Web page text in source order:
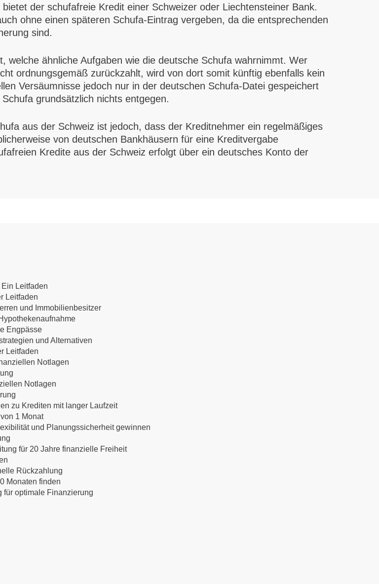
der schufafreie Kredit einer Schweizer oder Liechtensteiner Bank.
ohne einen späteren Schufa-Eintrag vergeben, da die entsprechenden
sind.
welche ähnliche Aufgaben wie die deutsche Schufa wahrnimmt. Wer
ordnungsgemäß zurückzahlt, wird von dort somit künftig ebenfalls kein
Versäumnisse jedoch nur in der deutschen Schufa-Datei gespeichert
grundsätzlich nichts entgegen.
aus der Schweiz ist jedoch, dass der Kreditnehmer ein regelmäßiges
von deutschen Bankhäusern für eine Kreditvergabe
Kredite aus der Schweiz erfolgt über ein deutsches Konto der
Leitfaden
Leitfaden
und Immobilienbesitzer
Engpässe
und Alternativen
Leitfaden
Notlagen
Notlagen
zu Krediten mit langer Laufzeit
1 Monat
und Planungssicherheit gewinnen
für 20 Jahre finanzielle Freiheit
Rückzahlung
Monaten finden
für optimale Finanzierung